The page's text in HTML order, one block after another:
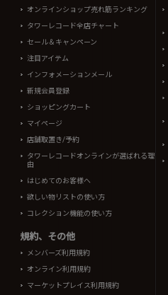
オンラインショップ売れ筋ランキング
タワーレコード全店チャート
セール＆キャンペーン
注目アイテム
インフォメーションメール
新規会員登録
ショッピングカート
マイページ
店舗取置き/予約
タワーレコードオンラインが選ばれる理
由
はじめてのお客様へ
欲しい物リストの使い方
コレクション機能の使い方
規約、その他
メンバーズ利用規約
オンライン利用規約
マーケットプレイス利用規約